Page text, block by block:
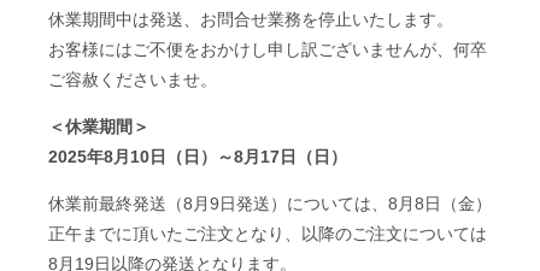
休業期間中は発送、お問合せ業務を停止いたします。
お客様にはご不便をおかけし申し訳ございませんが、何卒
ご容赦くださいませ。
＜休業期間＞
2025年8月10日（日）～8月17日（日）
休業前最終発送（8月9日発送）については、8月8日（金）
正午までに頂いたご注文となり、以降のご注文については
8月19日以降の発送となります。